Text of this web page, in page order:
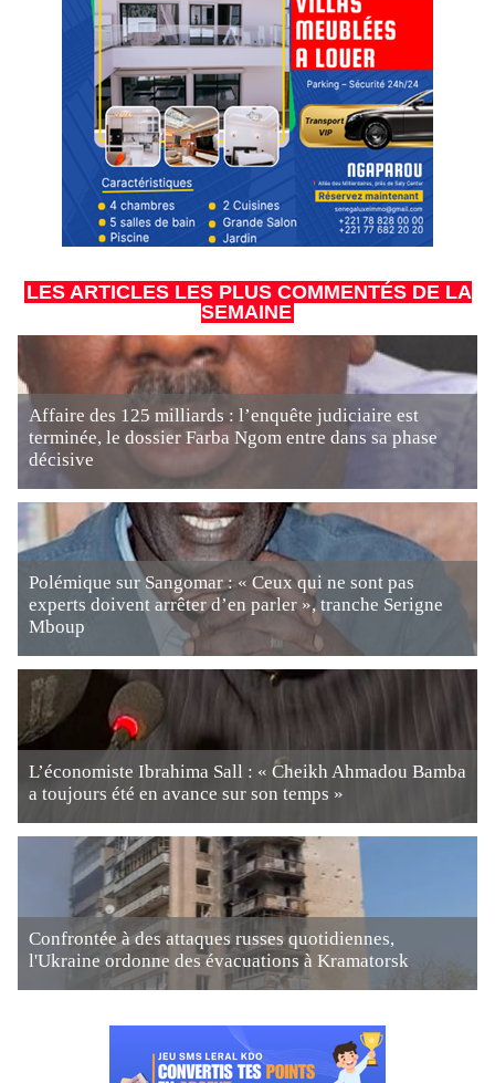
LES ARTICLES LES PLUS COMMENTÉS DE LA
SEMAINE
Affaire des 125 milliards : l’enquête judiciaire est
terminée, le dossier Farba Ngom entre dans sa phase
décisive
Polémique sur Sangomar : « Ceux qui ne sont pas
experts doivent arrêter d’en parler », tranche Serigne
Mboup
L’économiste Ibrahima Sall : « Cheikh Ahmadou Bamba
a toujours été en avance sur son temps »
Confrontée à des attaques russes quotidiennes,
l'Ukraine ordonne des évacuations à Kramatorsk